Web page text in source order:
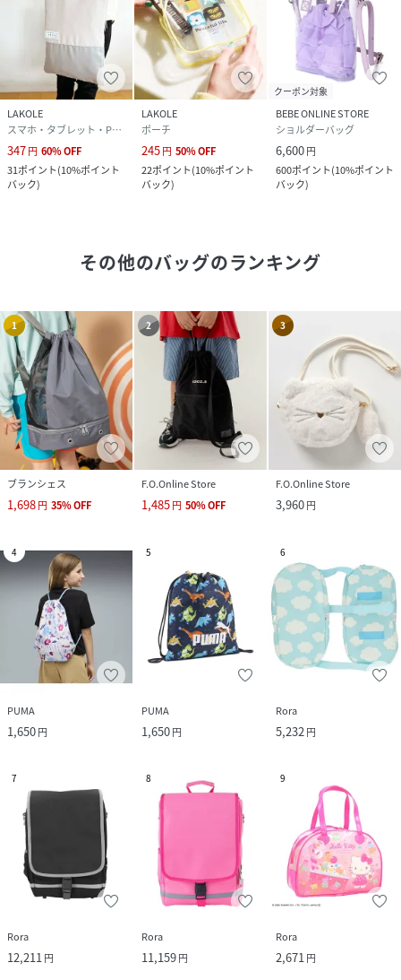
LAKOLE
スマホ・タブレット・PCケース/カバー
347円 60%OFF
31ポイント(10%ポイント
バック)
LAKOLE
ポーチ
245円 50%OFF
22ポイント(10%ポイント
バック)
クーポン対象
BEBE ONLINE STORE
ショルダーバッグ
6,600円
600ポイント(10%ポイント
バック)
その他のバッグのランキング
1
ブランシェス
1,698円 35%OFF
2
F.O.Online Store
1,485円 50%OFF
3
F.O.Online Store
3,960円
4
PUMA
1,650円
5
PUMA
1,650円
6
Rora
5,232円
7
Rora
12,211円
8
Rora
11,159円
9
Rora
2,671円